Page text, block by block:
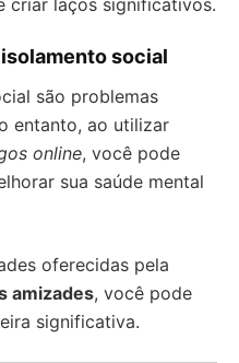
criar laços significativos.
social
são problemas
entanto, ao utilizar
online, você pode
sua saúde mental
oferecidas pela
amizades, você pode
significativa.